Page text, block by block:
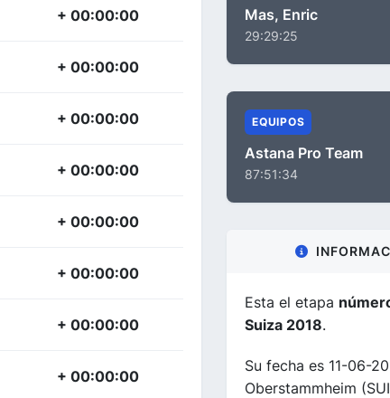
+ 00:00:00
+ 00:00:00
+ 00:00:00
+ 00:00:00
+ 00:00:00
+ 00:00:00
+ 00:00:00
+ 00:00:00
Mas, Enric
29:29:25
EQUIPOS
Astana Pro Team
87:51:34
Esta el etapa
Suiza 2018.
Su fecha es 11-06-
Oberstammheim